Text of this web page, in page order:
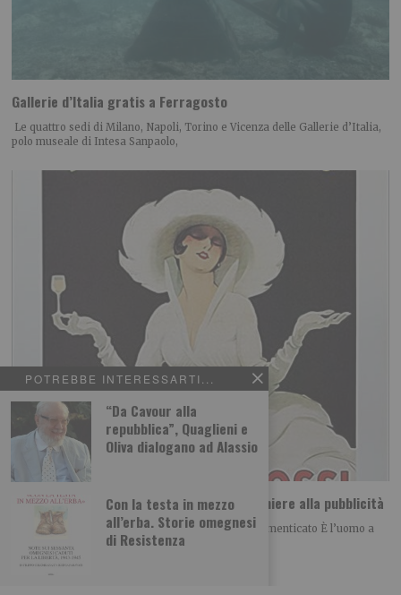
POTREBBE INTERESSARTI...
“Da Cavour alla
repubblica”, Quaglieni e
Oliva dialogano ad Alassio
Con la testa in mezzo
all’erba. Storie omegnesi
di Resistenza
Gallerie d’Italia gratis a Ferragosto
Le quattro sedi di Milano, Napoli, Torino e Vicenza delle Gallerie d’Italia,
polo museale di Intesa Sanpaolo,
Storia di un cocktail: il Vermouth, dal bicchiere alla pubblicità
Oltre Torino: storie miti e leggende del torinese dimenticato È l’uomo a
costruire il tempo e